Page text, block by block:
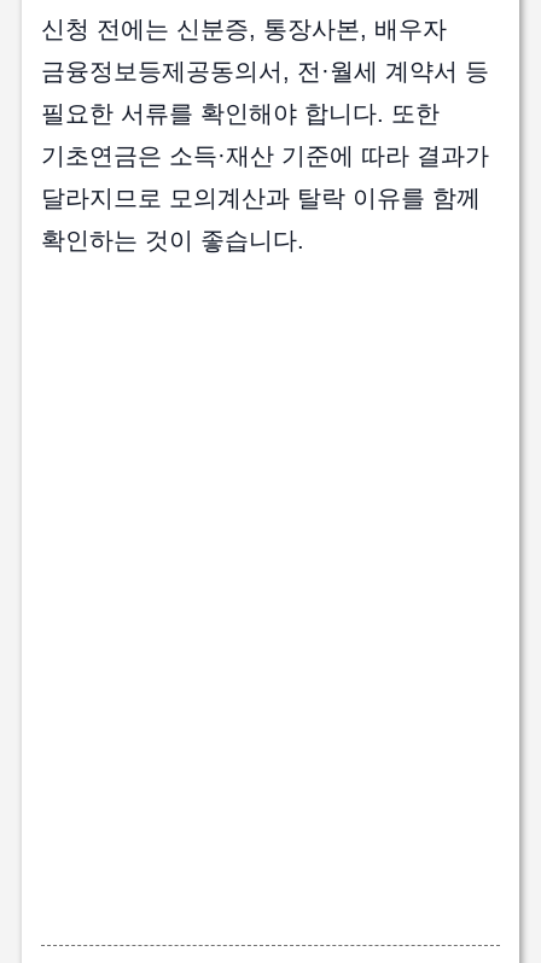
신청 전에는 신분증, 통장사본, 배우자
금융정보등제공동의서, 전·월세 계약서 등
필요한 서류를 확인해야 합니다. 또한
기초연금은 소득·재산 기준에 따라 결과가
달라지므로 모의계산과 탈락 이유를 함께
확인하는 것이 좋습니다.